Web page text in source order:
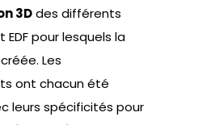
3Ddes différents
EDF pour lesquels la
Les
ont chacun été
leurs spécificités pour